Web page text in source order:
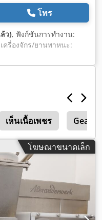
โทร
ว), ฟังก์ชันการทำงาน:
ครื่องจักร/ยานพาหนะ:
เห็นเนื้อเพชร Gea
โฆษณาขนาดเล็ก